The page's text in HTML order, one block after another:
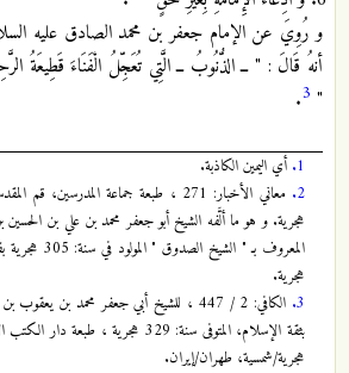
و رُوِيَ عن الإمام جعفر بن محمد الصادق عليه
أنهُ قَالَ : " ــ الذُّنُوبُ ــ الَّتِي تُعَجِّلُ الْفَنَاءَ قَطِيعَةُ
"
3
.
1. أي اليمين الكاذبة.
2.
هجرية. و هو ما ألَّفه الشيخ أبو جعفر محمد بن علي بن الحسين
هجرية.
3.
الكافي: 2 / 447 ، للشيخ أبي جعفر محمد بن
هجرية/شمسية، طهران/إيران.